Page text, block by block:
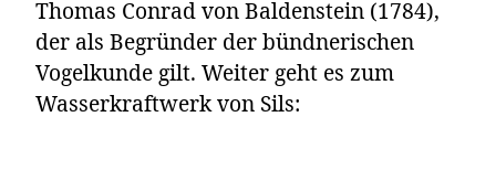
Thomas Conrad von Baldenstein (1784),
der als Begründer der bündnerischen
Vogelkunde gilt. Weiter geht es zum
Wasserkraftwerk von Sils: